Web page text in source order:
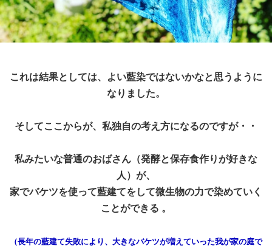
これは結果としては、よい藍染ではないかなと思うように
なりました。
そしてここからが、私独自の考え方になるのですが・・
私みたいな普通のおばさん（発酵と保存食作りが好きな
人）が、
家でバケツを使って藍建てをして微生物の力で染めていく
ことができる 。
（長年の藍建て失敗により、大きなバケツが増えていった我が家の庭で